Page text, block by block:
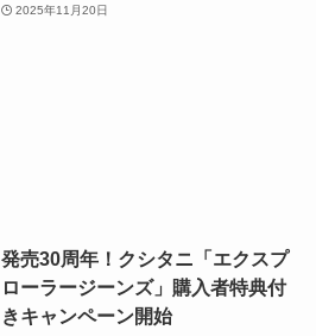
2025年11月20日
発売30周年！クシタニ「エクスプ
ローラージーンズ」購入者特典付
きキャンペーン開始